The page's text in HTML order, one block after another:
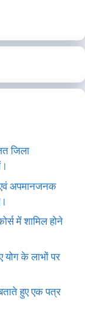
जिला
अपमानजनक
में शामिल होने
के लाभों पर
हुए एक पत्र